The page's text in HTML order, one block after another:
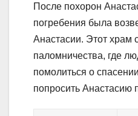
После похорон
погребения была
Анастасии. Этот храм
паломничества, где
помолиться о
попросить Анастасию